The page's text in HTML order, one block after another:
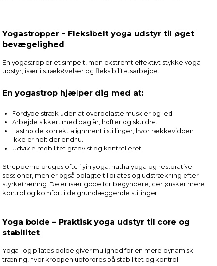
Yogastropper – Fleksibelt yoga udstyr til øget
bevægelighed
En yogastrop er et simpelt, men ekstremt effektivt stykke yoga
udstyr, især i strækøvelser og fleksibilitetsarbejde.
En yogastrop hjælper dig med at:
Fordybe stræk uden at overbelaste muskler og led.
Arbejde sikkert med baglår, hofter og skuldre.
Fastholde korrekt alignment i stillinger, hvor rækkevidden
ikke er helt der endnu.
Udvikle mobilitet gradvist og kontrolleret.
Stropperne bruges ofte i yin yoga, hatha yoga og restorative
sessioner, men er også oplagte til pilates og udstrækning efter
styrketræning. De er især gode for begyndere, der ønsker mere
kontrol og komfort i de grundlæggende stillinger.
Yoga bolde – Praktisk yoga udstyr til core og
stabilitet
Yoga- og pilates bolde giver mulighed for en mere dynamisk
træning, hvor kroppen udfordres på stabilitet og kontrol.